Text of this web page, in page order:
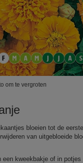
om te vergroten
bloeien tot de
van uitgebloeide
een kweekbakje of in potjes